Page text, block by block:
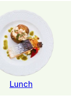
Lunch